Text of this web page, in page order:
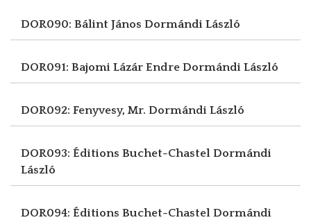
DOR090: Bálint János Dormándi László
DOR091: Bajomi Lázár Endre Dormándi László
DOR092: Fenyvesy, Mr. Dormándi László
DOR093: Éditions Buchet-Chastel Dormándi
László
DOR094: Éditions Buchet-Chastel Dormándi